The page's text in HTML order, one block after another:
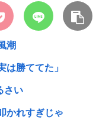
潮
は勝ててた」
さい
かれすぎじゃ